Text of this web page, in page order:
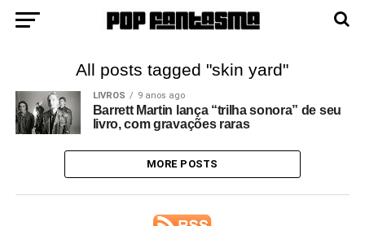
All posts tagged "skin yard"
LIVROS 9 anos ago
Barrett Martin lança “trilha sonora” de seu
livro, com gravações raras
MORE POSTS